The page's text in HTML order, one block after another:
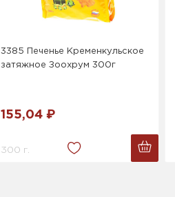
3385 Печенье Кременкульское
затяжное Зоохрум 300г
155,04 ₽
300 г.